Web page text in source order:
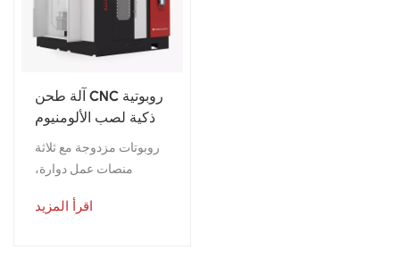
آلة طحن CNC روبوتية
ذكية لصب الألومنيوم
روبوتات مزدوجة مع ثلاثة
منصات عمل دوارة،
الألومنيوم الصغيرة
اقرأ المزيد